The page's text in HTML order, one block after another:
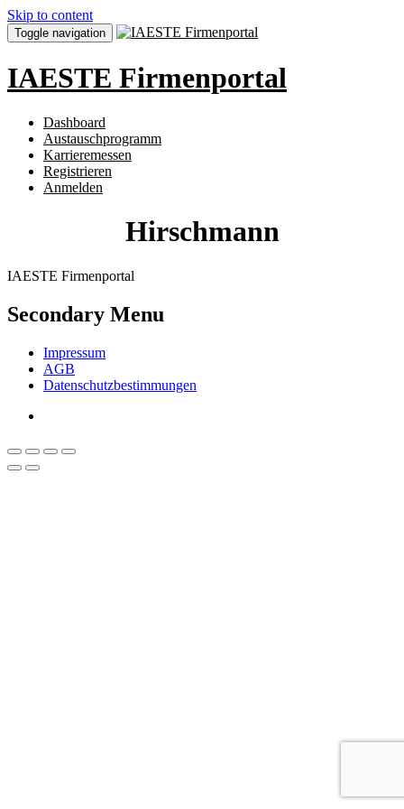
Skip to content
Toggle navigation
IAESTE Firmenportal
Dashboard
Austauschprogramm
Karrieremessen
Registrieren
Anmelden
Hirschmann
IAESTE Firmenportal
Secondary Menu
Impressum
AGB
Datenschutzbestimmungen